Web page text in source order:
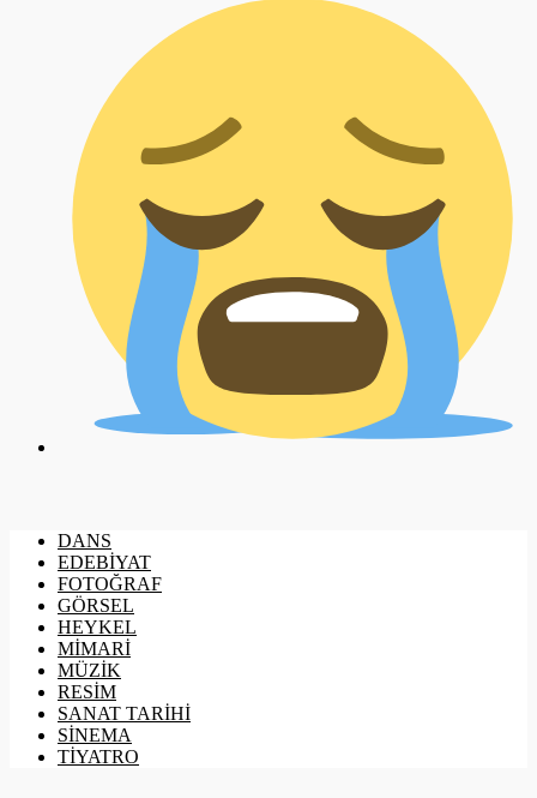
DANS
EDEBİYAT
FOTOĞRAF
GÖRSEL
HEYKEL
MİMARİ
MÜZİK
RESİM
SANAT TARİHİ
SİNEMA
TİYATRO